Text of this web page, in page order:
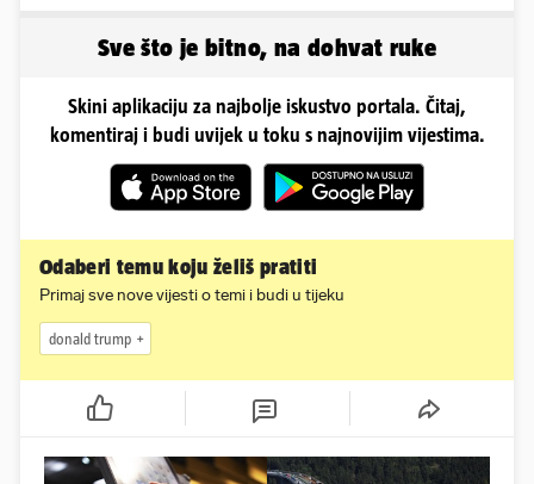
Sve što je bitno, na dohvat ruke
Skini aplikaciju za najbolje iskustvo portala. Čitaj,
komentiraj i budi uvijek u toku s najnovijim vijestima.
Odaberi temu koju želiš pratiti
Primaj sve nove vijesti o temi i budi u tijeku
donald trump